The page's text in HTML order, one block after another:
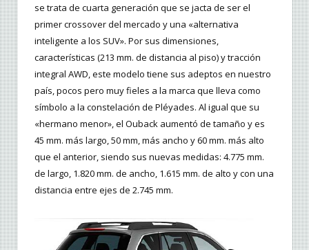
se trata de cuarta generación que se jacta de ser el
primer crossover del mercado y una «alternativa
inteligente a los SUV». Por sus dimensiones,
características (213 mm. de distancia al piso) y tracción
integral AWD, este modelo tiene sus adeptos en nuestro
país, pocos pero muy fieles a la marca que lleva como
símbolo a la constelación de Pléyades. Al igual que su
«hermano menor», el Ouback aumentó de tamaño y es
45 mm. más largo, 50 mm, más ancho y 60 mm. más alto
que el anterior, siendo sus nuevas medidas: 4.775 mm.
de largo, 1.820 mm. de ancho, 1.615 mm. de alto y con una
distancia entre ejes de 2.745 mm.